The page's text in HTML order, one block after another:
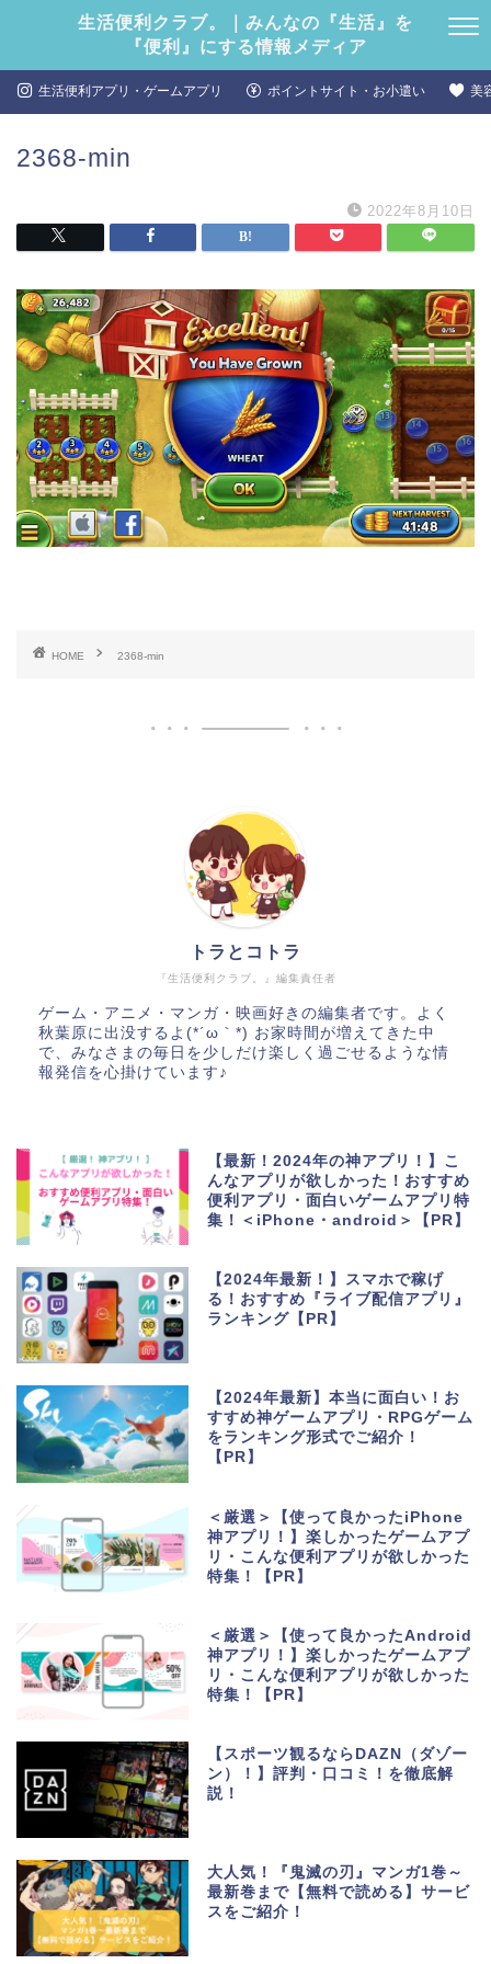
生活便利クラブ。｜みんなの『生活』を
『便利』にする情報メディア
生活便利アプリ・ゲームアプリ ポイントサイト・お小遣い 美
2368-min
2022年8月10日
HOME 2368-min
『生活便利クラブ。』編集責任者
トラとコトラ
ゲーム・アニメ・マンガ・映画好きの編集者です。よく
秋葉原に出没するよ(*´ω｀*) お家時間が増えてきた中
で、みなさまの毎日を少しだけ楽しく過ごせるような情
報発信を心掛けています♪
【最新！2024年の神アプリ！】こ
んなアプリが欲しかった！おすすめ
便利アプリ・面白いゲームアプリ特
集！＜iPhone・android＞【PR】
【2024年最新！】スマホで稼げ
る！おすすめ『ライブ配信アプリ』
ランキング【PR】
【2024年最新】本当に面白い！お
すすめ神ゲームアプリ・RPGゲーム
をランキング形式でご紹介！
【PR】
＜厳選＞【使って良かったiPhone
神アプリ！】楽しかったゲームアプ
リ・こんな便利アプリが欲しかった
特集！【PR】
＜厳選＞【使って良かったAndroid
神アプリ！】楽しかったゲームアプ
リ・こんな便利アプリが欲しかった
特集！【PR】
【スポーツ観るならDAZN（ダゾー
ン）！】評判・口コミ！を徹底解
説！
大人気！『鬼滅の刃』マンガ1巻～
最新巻まで【無料で読める】サービ
スをご紹介！
生活便利アプリ・ゲーム
アプリ